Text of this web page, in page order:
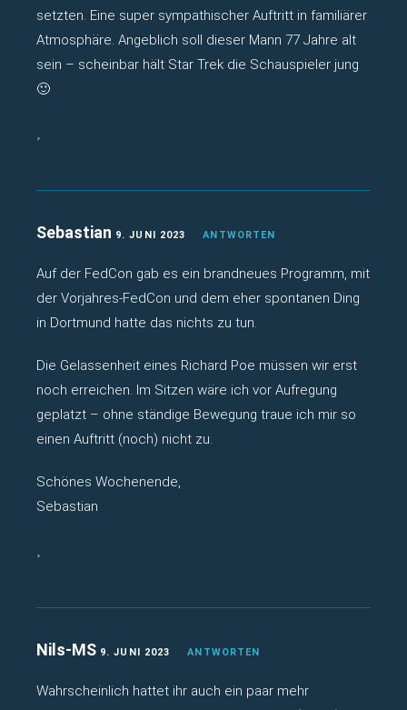
setzten. Eine super sympathischer Auftritt in familiärer
Atmosphäre. Angeblich soll dieser Mann 77 Jahre alt
sein – scheinbar hält Star Trek die Schauspieler jung
🙂
Sebastian 9. JUNI 2023 ANTWORTEN
Auf der FedCon gab es ein brandneues Programm, mit
der Vorjahres-FedCon und dem eher spontanen Ding
in Dortmund hatte das nichts zu tun.
Die Gelassenheit eines Richard Poe müssen wir erst
noch erreichen. Im Sitzen wäre ich vor Aufregung
geplatzt – ohne ständige Bewegung traue ich mir so
einen Auftritt (noch) nicht zu.
Schönes Wochenende,
Sebastian
Nils-MS 9. JUNI 2023 ANTWORTEN
Wahrscheinlich hattet ihr auch ein paar mehr